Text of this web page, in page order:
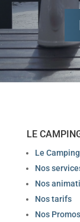
LE
Le
Nos
Nos
Nos tarifs
Nos Promos